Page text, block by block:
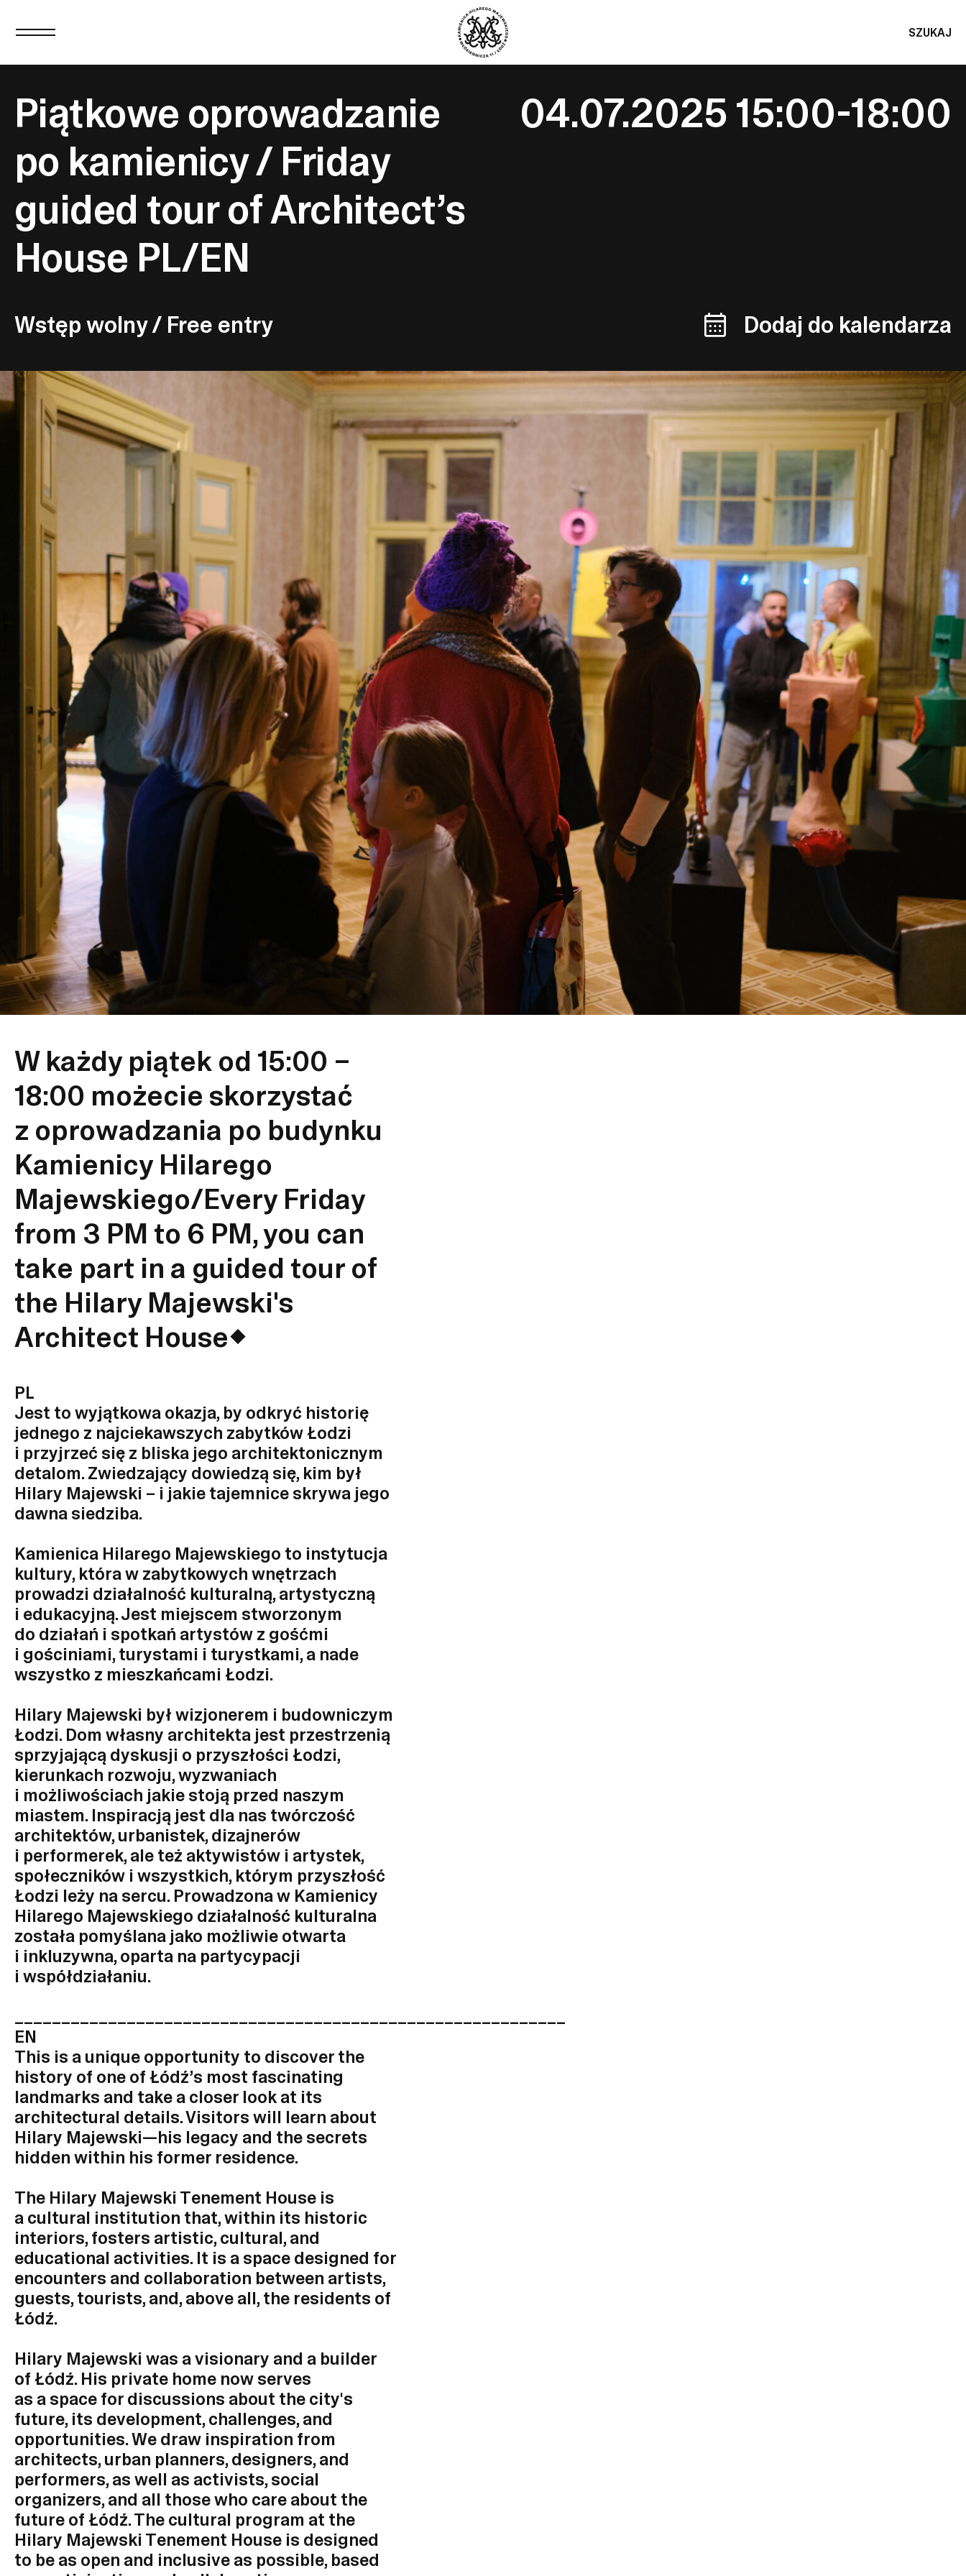
SZUKAJ
Piątkowe oprowadzanie
po kamienicy / Friday
guided tour of Architect’s
House PL/EN
04.07.2025 15:00-18:00
Wstęp wolny / Free entry Dodaj do kalendarza
W każdy piątek od 15:00 –
18:00 możecie skorzystać
z oprowadzania po budynku
Kamienicy Hilarego
Majewskiego/Every Friday
from 3 PM to 6 PM, you can
take part in a guided tour of
the Hilary Majewski's
Architect House
PL
Jest to wyjątkowa okazja, by odkryć historię
jednego z najciekawszych zabytków Łodzi
i przyjrzeć się z bliska jego architektonicznym
detalom. Zwiedzający dowiedzą się, kim był
Hilary Majewski – i jakie tajemnice skrywa jego
dawna siedziba.
Kamienica Hilarego Majewskiego to instytucja
kultury, która w zabytkowych wnętrzach
prowadzi działalność kulturalną, artystyczną
i edukacyjną. Jest miejscem stworzonym
do działań i spotkań artystów z gośćmi
i gościniami, turystami i turystkami, a nade
wszystko z mieszkańcami Łodzi.
Hilary Majewski był wizjonerem i budowniczym
Łodzi. Dom własny architekta jest przestrzenią
sprzyjającą dyskusji o przyszłości Łodzi,
kierunkach rozwoju, wyzwaniach
i możliwościach jakie stoją przed naszym
miastem. Inspiracją jest dla nas twórczość
architektów, urbanistek, dizajnerów
i performerek, ale też aktywistów i artystek,
społeczników i wszystkich, którym przyszłość
Łodzi leży na sercu. Prowadzona w Kamienicy
Hilarego Majewskiego działalność kulturalna
została pomyślana jako możliwie otwarta
i inkluzywna, oparta na partycypacji
i współdziałaniu.
___________________________________________________________
EN
This is a unique opportunity to discover the
history of one of Łódź’s most fascinating
landmarks and take a closer look at its
architectural details. Visitors will learn about
Hilary Majewski—his legacy and the secrets
hidden within his former residence.
The Hilary Majewski Tenement House is
a cultural institution that, within its historic
interiors, fosters artistic, cultural, and
educational activities. It is a space designed for
encounters and collaboration between artists,
guests, tourists, and, above all, the residents of
Łódź.
Hilary Majewski was a visionary and a builder
of Łódź. His private home now serves
as a space for discussions about the city's
future, its development, challenges, and
opportunities. We draw inspiration from
architects, urban planners, designers, and
performers, as well as activists, social
organizers, and all those who care about the
future of Łódź. The cultural program at the
Hilary Majewski Tenement House is designed
to be as open and inclusive as possible, based